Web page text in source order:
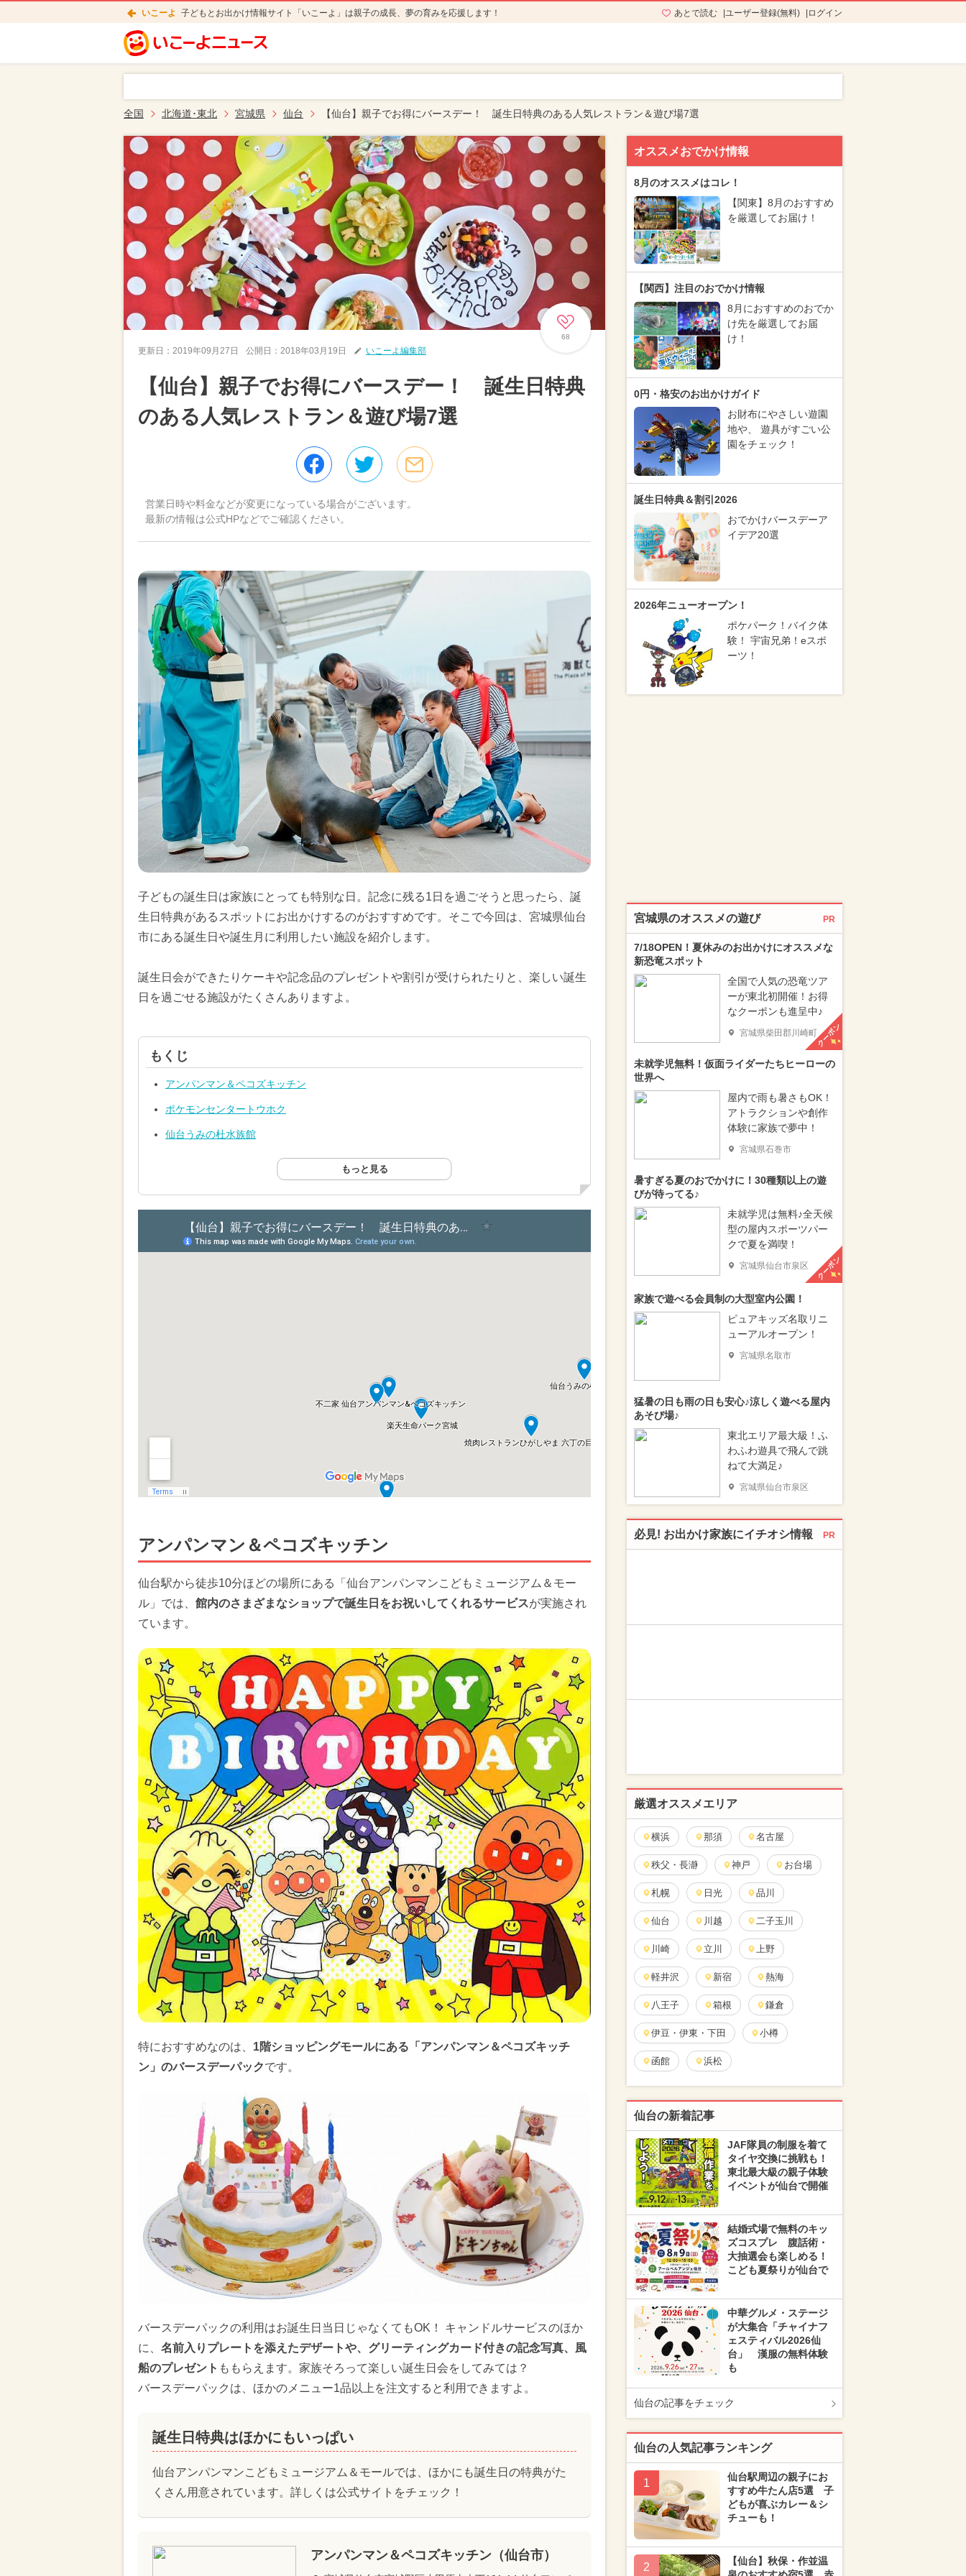
いこーよ 子どもとお出かけ情報サイト「いこーよ」は親子の成長、夢の育みを応援します！ あとで読む ユーザー登録(無料) ログイン
全国 北海道･東北 宮城県 仙台 【仙台】親子でお得にバースデー！ 誕生日特典のある人気レストラン＆遊び場7選
68
更新日： 2019年09月27日 公開日： 2018年03月19日 いこーよ編集部
【仙台】親子でお得にバースデー！ 誕生日特典
のある人気レストラン＆遊び場7選
営業日時や料金などが変更になっている場合がございます。
最新の情報は公式HPなどでご確認ください。
子どもの誕生日は家族にとっても特別な日。記念に残る1日を過ごそうと思ったら、誕
生日特典があるスポットにお出かけするのがおすすめです。そこで今回は、宮城県仙台
市にある誕生日や誕生月に利用したい施設を紹介します。
誕生日会ができたりケーキや記念品のプレゼントや割引が受けられたりと、楽しい誕生
日を過ごせる施設がたくさんありますよ。
もくじ
アンパンマン＆ペコズキッチン
ポケモンセンタートウホク
仙台うみの杜水族館
もっと見る
アンパンマン＆ペコズキッチン
仙台駅から徒歩10分ほどの場所にある「仙台アンパンマンこどもミュージアム＆モー
ル」では、 館内のさまざまなショップで誕生日をお祝いしてくれるサービスが実施され
ています。
特におすすめなのは、 1階ショッピングモールにある「アンパンマン＆ペコズキッチ
ン」のバースデーパックです。
バースデーパックの利用はお誕生日当日じゃなくてもOK！ キャンドルサービスのほか
に、 名前入りプレートを添えたデザートや、グリーティングカード付きの記念写真、風
船のプレゼント ももらえます。家族そろって楽しい誕生日会をしてみては？
バースデーパックは、ほかのメニュー1品以上を注文すると利用できますよ。
誕生日特典はほかにもいっぱい
仙台アンパンマンこどもミュージアム＆モールでは、ほかにも誕生日の特典がた
くさん用意されています。詳しくは公式サイトをチェック！
アンパンマン＆ペコズキッチン（仙台市）
オススメおでかけ情報
8月のオススメはコレ！
【関東】8月のおすすめ
を厳選してお届け！
【関西】注目のおでかけ情報
8月におすすめのおでか
け先を厳選してお届
け！
0円・格安のお出かけガイド
お財布にやさしい遊園
地や、 遊具がすごい公
園をチェック！
誕生日特典＆割引2026
おでかけバースデーア
イデア20選
2026年ニューオープン！
ポケパーク！バイク体
験！ 宇宙兄弟！eスポ
ーツ！
宮城県のオススメの遊び PR
7/18OPEN！夏休みのお出かけにオススメな
新恐竜スポット
全国で人気の恐竜ツア
ーが東北初開催！お得
なクーポンも進呈中♪
宮城県柴田郡川崎町クーポン
未就学児無料！仮面ライダーたちヒーローの
世界へ
屋内で雨も暑さもOK！
アトラクションや創作
体験に家族で夢中！
宮城県石巻市
暑すぎる夏のおでかけに！30種類以上の遊
びが待ってる♪
未就学児は無料♪全天候
型の屋内スポーツパー
クで夏を満喫！
宮城県仙台市泉区 クーポン
家族で遊べる会員制の大型室内公園！
ピュアキッズ名取リニ
ューアルオープン！
宮城県名取市
猛暑の日も雨の日も安心♪涼しく遊べる屋内
あそび場♪
東北エリア最大級！ふ
わふわ遊具で飛んで跳
ねて大満足♪
宮城県仙台市泉区
必見! お出かけ家族にイチオシ情報 PR
厳選オススメエリア
横浜 那須 名古屋
秩父・長瀞 神戸 お台場
札幌 日光 品川
仙台 川越 二子玉川
川崎 立川 上野
軽井沢 新宿 熱海
八王子 箱根 鎌倉
伊豆・伊東・下田 小樽
函館 浜松
仙台の新着記事
JAF隊員の制服を着て
タイヤ交換に挑戦も！
東北最大級の親子体験
イベントが仙台で開催
結婚式場で無料のキッ
ズコスプレ 腹話術・
大抽選会も楽しめる！
こども夏祭りが仙台で
中華グルメ・ステージ
が大集合「チャイナフ
ェスティバル2026仙
台」 漢服の無料体験
も
仙台の記事をチェック
仙台の人気記事ランキング
1
仙台駅周辺の親子にお
すすめ牛たん店5選 子
どもが喜ぶカレー＆シ
チューも！
2
【仙台】秋保・作並温